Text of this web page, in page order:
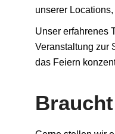
unserer
Unser erfahrenes
Veranstaltung zur
das Feiern